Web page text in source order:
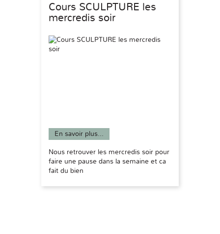
Cours SCULPTURE les
mercredis soir
En savoir plus...
Nous retrouver les mercredis soir pour
faire une pause dans la semaine et ca
fait du bien